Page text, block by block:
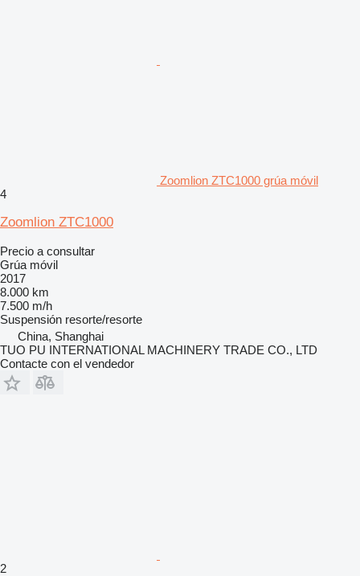
Zoomlion ZTC1000 grúa móvil
4
Zoomlion ZTC1000
Precio a consultar
Grúa móvil
2017
8.000 km
7.500 m/h
Suspensión resorte/resorte
China, Shanghai
TUO PU INTERNATIONAL MACHINERY TRADE CO., LTD
Contacte con el vendedor
2